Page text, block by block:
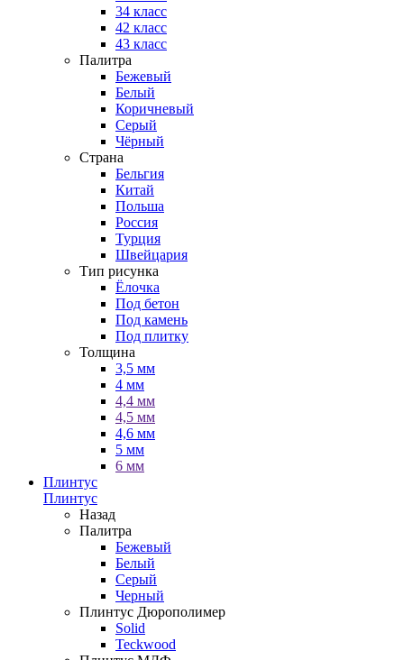
34 класс
42 класс
43 класс
Палитра
Бежевый
Белый
Коричневый
Серый
Чёрный
Страна
Бельгия
Китай
Польша
Россия
Турция
Швейцария
Тип рисунка
Ёлочка
Под бетон
Под камень
Под плитку
Толщина
3,5 мм
4 мм
4,4 мм
4,5 мм
4,6 мм
5 мм
6 мм
Плинтус
Плинтус
Назад
Палитра
Бежевый
Белый
Серый
Черный
Плинтус Дюрополимер
Solid
Teckwood